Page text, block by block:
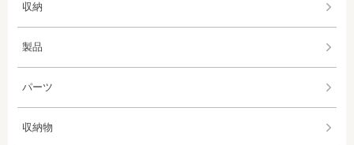
収納
製品
パーツ
収納物